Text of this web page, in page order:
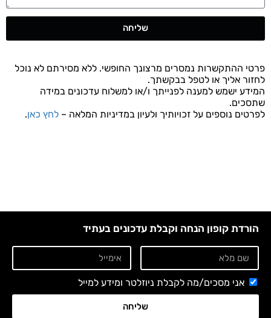
שליחה
פרטי ההתקשרות נמסרים מרצונך החופשי. ללא מסירתם לא נוכל
לחזור אליך או לטפל בבקשתך.
המידע ישמש למענה לפנייתך ו/או למשלוח עדכונים במידה
שתסכים.
לפרטים נוספים על זכויותיך ולעיון במדיניות המלאה – לחץ כאן.
הורדת קופון הנחה וקבלת עדכונים בעתיד
אני מסכים/מה לקבלת ניוזלטר ומידע למייל
שליחה